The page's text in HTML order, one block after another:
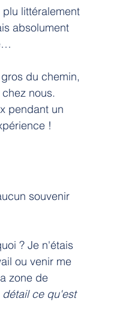
littéralement
absolument
du chemin,
nous.
pendant un
!
souvenir
? Je n'étais
ou venir me
zone de
détail ce qu'est